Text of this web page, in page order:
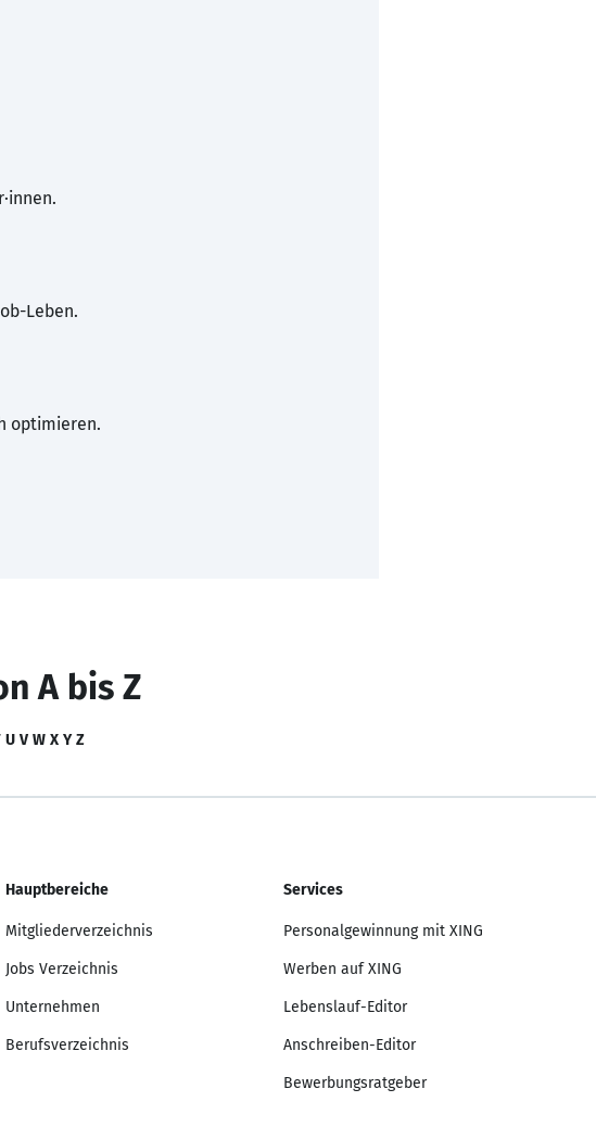
Leben.
optimieren.
A bis Z
U V W X Y Z
Hauptbereiche
Mitgliederverzeichnis
Jobs Verzeichnis
Unternehmen
Berufsverzeichnis
Services
Personalgewinnung mit XING
Werben auf XING
Lebenslauf-Editor
Anschreiben-Editor
Bewerbungsratgeber